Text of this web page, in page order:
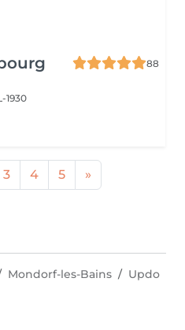
88
1930
3 4 5 »
Mondorf-les-Bains Updo